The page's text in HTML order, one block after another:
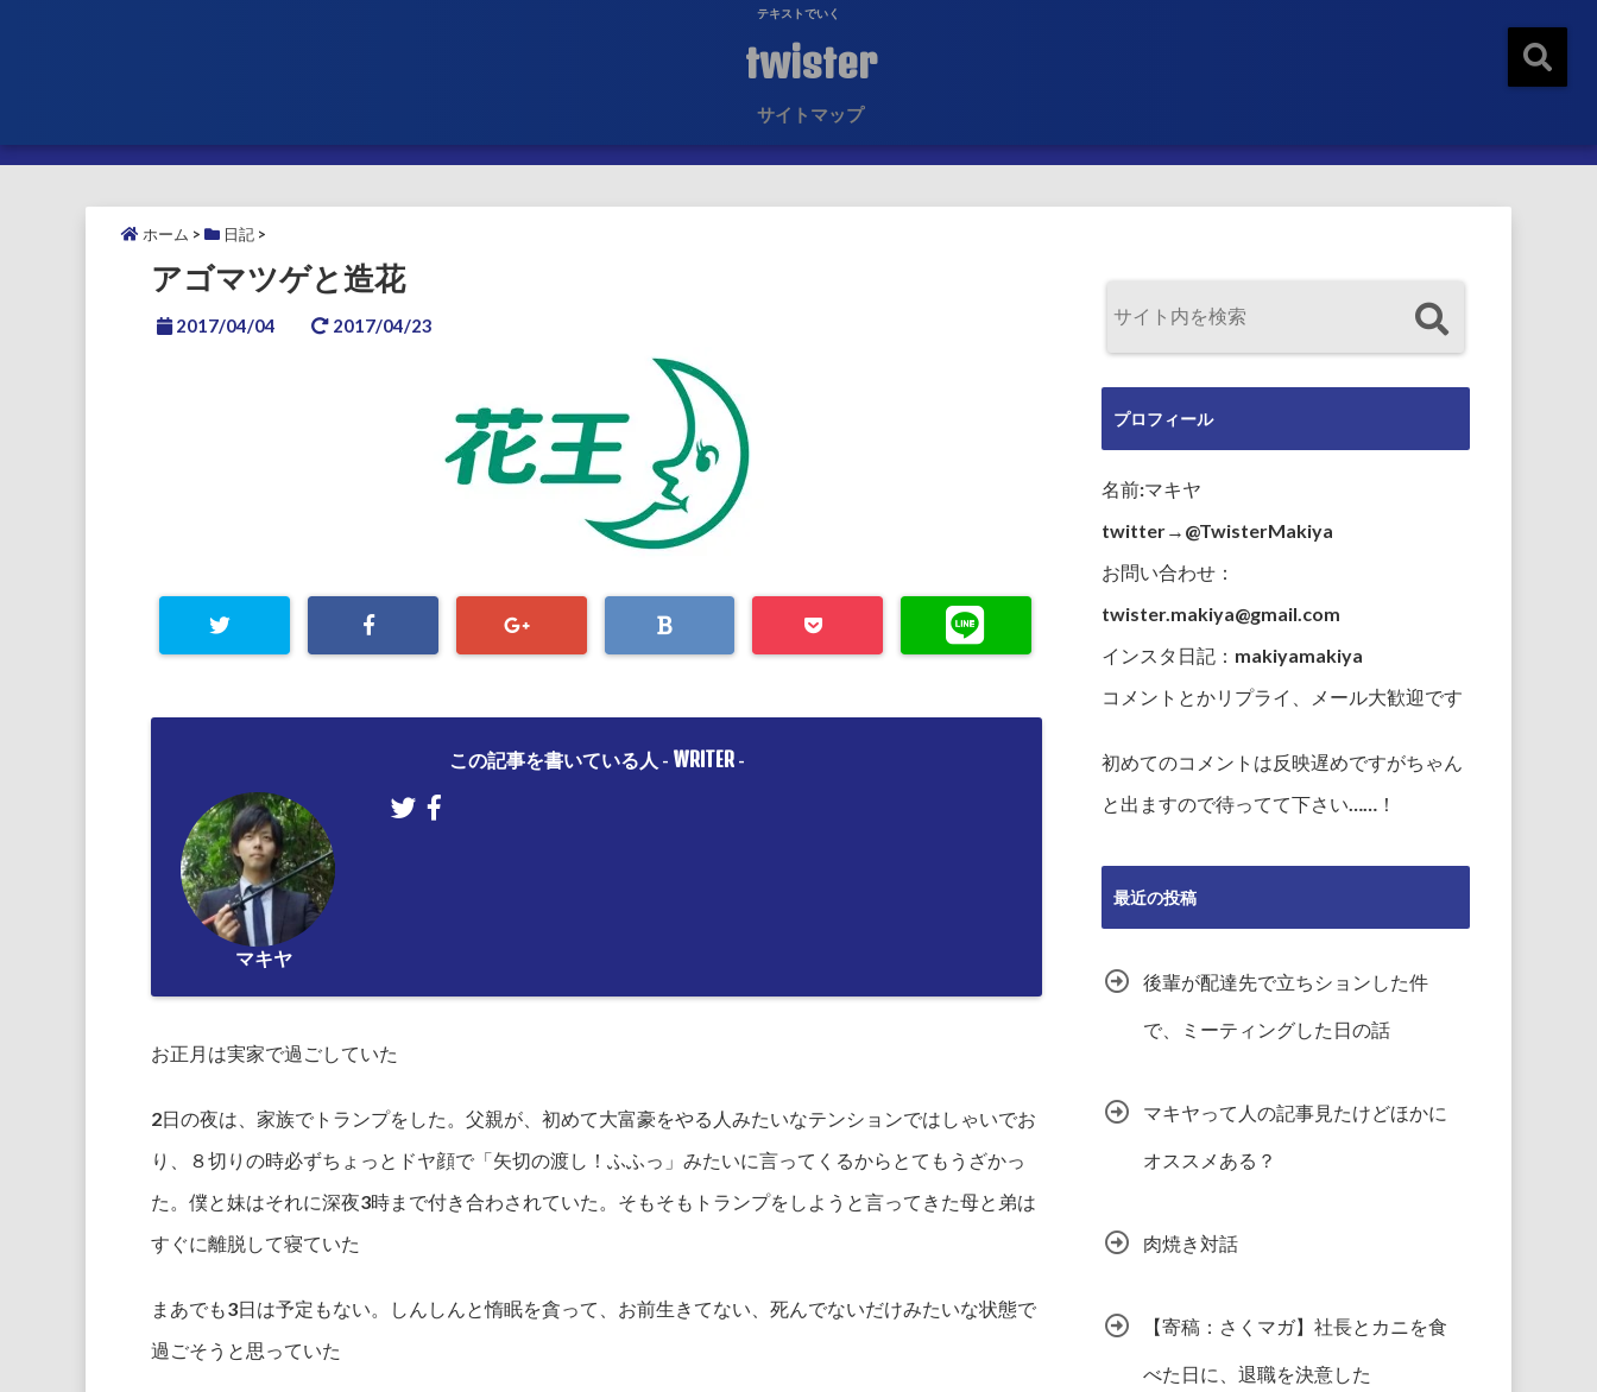
テキストでいく
twister
サイトマップ
ホーム > 日記 >
アゴマツゲと造花
2017/04/04 2017/04/23
この記事を書いている人 - WRITER-
マキヤ
お正月は実家で過ごしていた
2日の夜は、家族でトランプをした。父親が、初めて大富豪をやる人みたいなテンションではしゃいでお
り、８切りの時必ずちょっとドヤ顔で「矢切の渡し！ふふっ」みたいに言ってくるからとてもうざかっ
た。僕と妹はそれに深夜3時まで付き合わされていた。そもそもトランプをしようと言ってきた母と弟は
すぐに離脱して寝ていた
まあでも3日は予定もない。しんしんと惰眠を貪って、お前生きてない、死んでないだけみたいな状態で
過ごそうと思っていた
プロフィール
名前:マキヤ
twitter→@TwisterMakiya
お問い合わせ：
twister.makiya@gmail.com
インスタ日記：makiyamakiya
コメントとかリプライ、メール大歓迎です
初めてのコメントは反映遅めですがちゃん
と出ますので待ってて下さい……！
最近の投稿
後輩が配達先で立ちションした件
で、ミーティングした日の話
マキヤって人の記事見たけどほかに
オススメある？
肉焼き対話
【寄稿：さくマガ】社長とカニを食
べた日に、退職を決意した